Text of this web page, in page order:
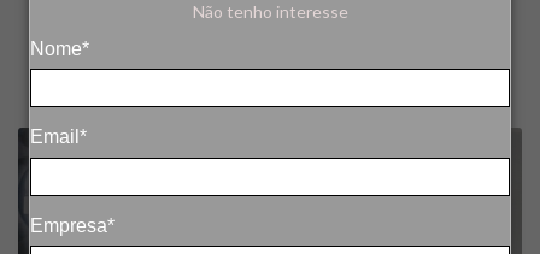
Não tenho interesse
Nome*
Email*
Empresa*